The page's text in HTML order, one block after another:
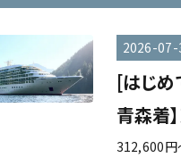
2026-07-
[はじめ
青森着
312,600